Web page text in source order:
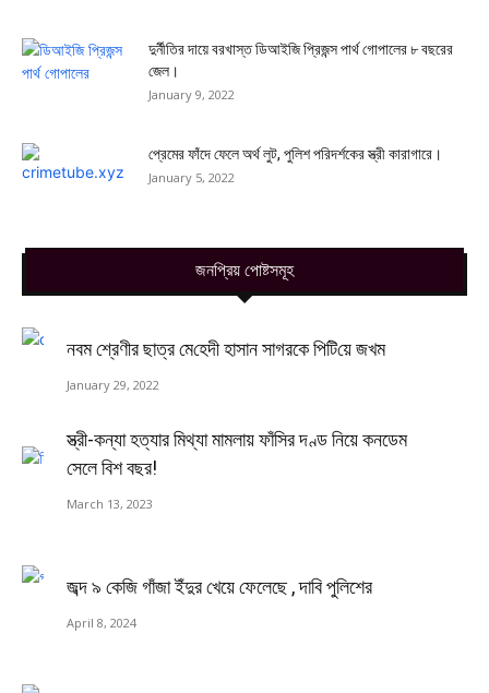
দুর্নীতির দায়ে বরখাস্ত ডিআইজি প্রিজন্স পার্থ গোপালের ৮ বছরের
জেল।
January 9, 2022
প্রেমের ফাঁদে ফেলে অর্থ লুট, পুলিশ পরিদর্শকের স্ত্রী কারাগারে।
January 5, 2022
জনপ্রিয় পোষ্টসমূহ
নবম শ্রেণীর ছাত্র‌ মে‌হেদী হাসান সাগরকে পি‌টি‌য়ে জখম
January 29, 2022
স্ত্রী-কন্যা হত্যার মিথ্যা মামলায় ফাঁসির দণ্ড নিয়ে কনডেম
সেলে বিশ বছর!
March 13, 2023
জব্দ ৯ কেজি গাঁজা ইঁদুর খেয়ে ফেলেছে , দাবি পুলিশের
April 8, 2024